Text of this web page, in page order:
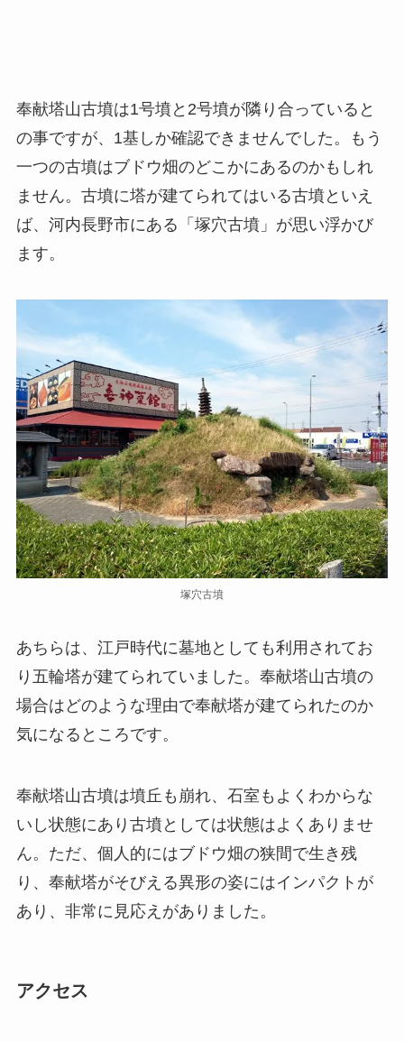
奉献塔山古墳は1号墳と2号墳が隣り合っていると
の事ですが、1基しか確認できませんでした。もう
一つの古墳はブドウ畑のどこかにあるのかもしれ
ません。古墳に塔が建てられてはいる古墳といえ
ば、河内長野市にある「塚穴古墳」が思い浮かび
ます。
塚穴古墳
あちらは、江戸時代に墓地としても利用されてお
り五輪塔が建てられていました。奉献塔山古墳の
場合はどのような理由で奉献塔が建てられたのか
気になるところです。
奉献塔山古墳は墳丘も崩れ、石室もよくわからな
いし状態にあり古墳としては状態はよくありませ
ん。ただ、個人的にはブドウ畑の狭間で生き残
り、奉献塔がそびえる異形の姿にはインパクトが
あり、非常に見応えがありました。
アクセス